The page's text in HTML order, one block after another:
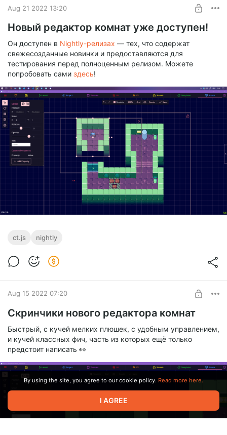
https://docs.ctjs.rocks/modding-modded-events
Aug 21 2022 13:20
Новый редактор комнат уже доступен!
Он доступен в Nightly-релизах — тех, что содержат
свежесозданные новинки и предоставляются для
тестирования перед полноценным релизом. Можете
попробовать сами здесь!
ct.js nightly
Aug 15 2022 07:20
Скринчики нового редактора комнат
Быстрый, с кучей мелких плюшек, с удобным управлением,
и кучей классных фич, часть из которых ещё только
предстоит написать 👀
By using the site, you agree to our cookie policy. Read more here.
I AGREE